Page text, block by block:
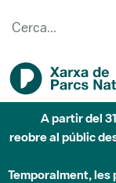
A partir del
reobre al públic
Temporalment, les